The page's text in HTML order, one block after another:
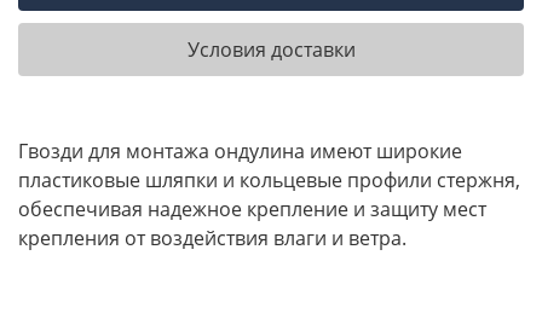
Условия доставки
Гвозди для монтажа ондулина имеют широкие
пластиковые шляпки и кольцевые профили стержня,
обеспечивая надежное крепление и защиту мест
крепления от воздействия влаги и ветра.